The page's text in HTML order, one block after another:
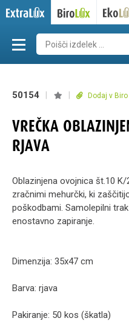
50154 Dodaj v
VREČKA
RJAVA
Oblazinjena ovojnica št.10
zračnimi mehurčki, ki
poškodbami. Samolepilni
enostavno zapiranje.
Dimenzija: 35x47 cm
Barva: rjava
Pakiranje: 50 kos (škatla)